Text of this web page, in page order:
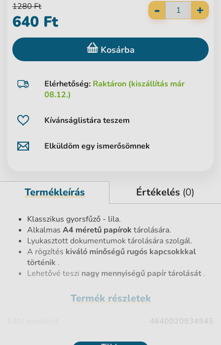
Kívánságlistára teszem
Elküldöm egy ismerősömnek
Elérhetőség: Raktáron (kiszállítás már
08.12.)
- +
1280 Ft
640 Ft
Kosárba
Termékleírás Értékelés (0)
Klasszikus gyorsfűző - lila.
Alkalmas A4 méretű papírok tárolására.
Lyukasztott dokumentumok tárolására szolgál.
A rögzítés kiváló minőségű rugós kapcsokkkal
történik .
Lehetővé teszi nagy mennyiségű papír tárolását .
Termék részletek
4640020934945